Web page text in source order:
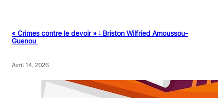
« Crimes contre le devoir » : Briston Wilfried Amoussou-
Guenou
Avril 14, 2026